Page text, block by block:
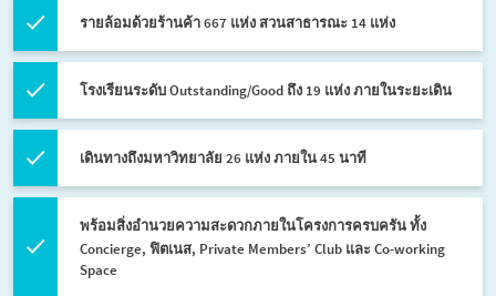
รายล้อมด้วยร้านค้า 667 แห่ง สวนสาธารณะ 14 แห่ง
โรงเรียนระดับ Outstanding/Good ถึง 19 แห่ง ภายในระยะเดิน
เดินทางถึงมหาวิทยาลัย 26 แห่ง ภายใน 45 นาที
พร้อมสิ่งอำนวยความสะดวกภายในโครงการครบครัน ทั้ง
Concierge, ฟิตเนส, Private Members’ Club และ Co-working
Space